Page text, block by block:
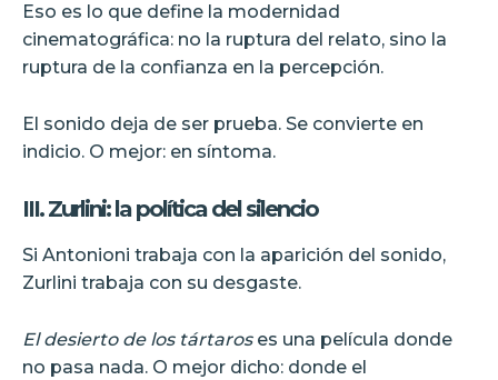
Eso es lo que define la modernidad
cinematográfica: no la ruptura del relato, sino la
ruptura de la confianza en la percepción.
El sonido deja de ser prueba. Se convierte en
indicio. O mejor: en síntoma.
III. Zurlini: la política del silencio
Si Antonioni trabaja con la aparición del sonido,
Zurlini trabaja con su desgaste.
El desierto de los tártaroses una película donde
no pasa nada. O mejor dicho: donde el